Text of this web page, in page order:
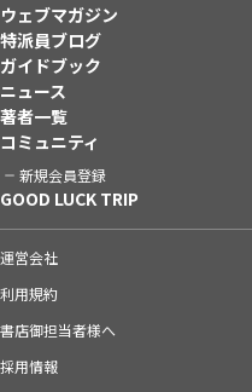
ウェブマガジン
特派員ブログ
ガイドブック
ニュース
著者一覧
コミュニティ
新規会員登録
GOOD LUCK TRIP
運営会社
利用規約
書店御担当者様へ
採用情報